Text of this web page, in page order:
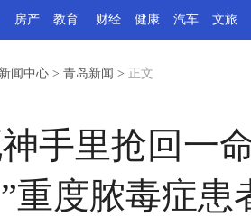
房产 教育 财经 健康 汽车 文旅
新闻中心 > 青岛新闻 > 正文
手里抢回一
重度脓毒症患